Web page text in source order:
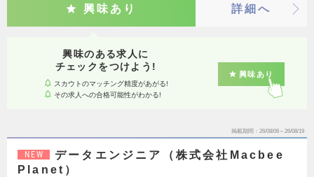
興味あり 詳細へ
興味のある求人に
チェックをつけよう!
スカウトのマッチング精度があがる!
その求人への合格可能性がわかる!
興味あり
掲載期間 26/08/06～26/08/19
NEW
データエンジニア（株式会社Macbee
Planet）